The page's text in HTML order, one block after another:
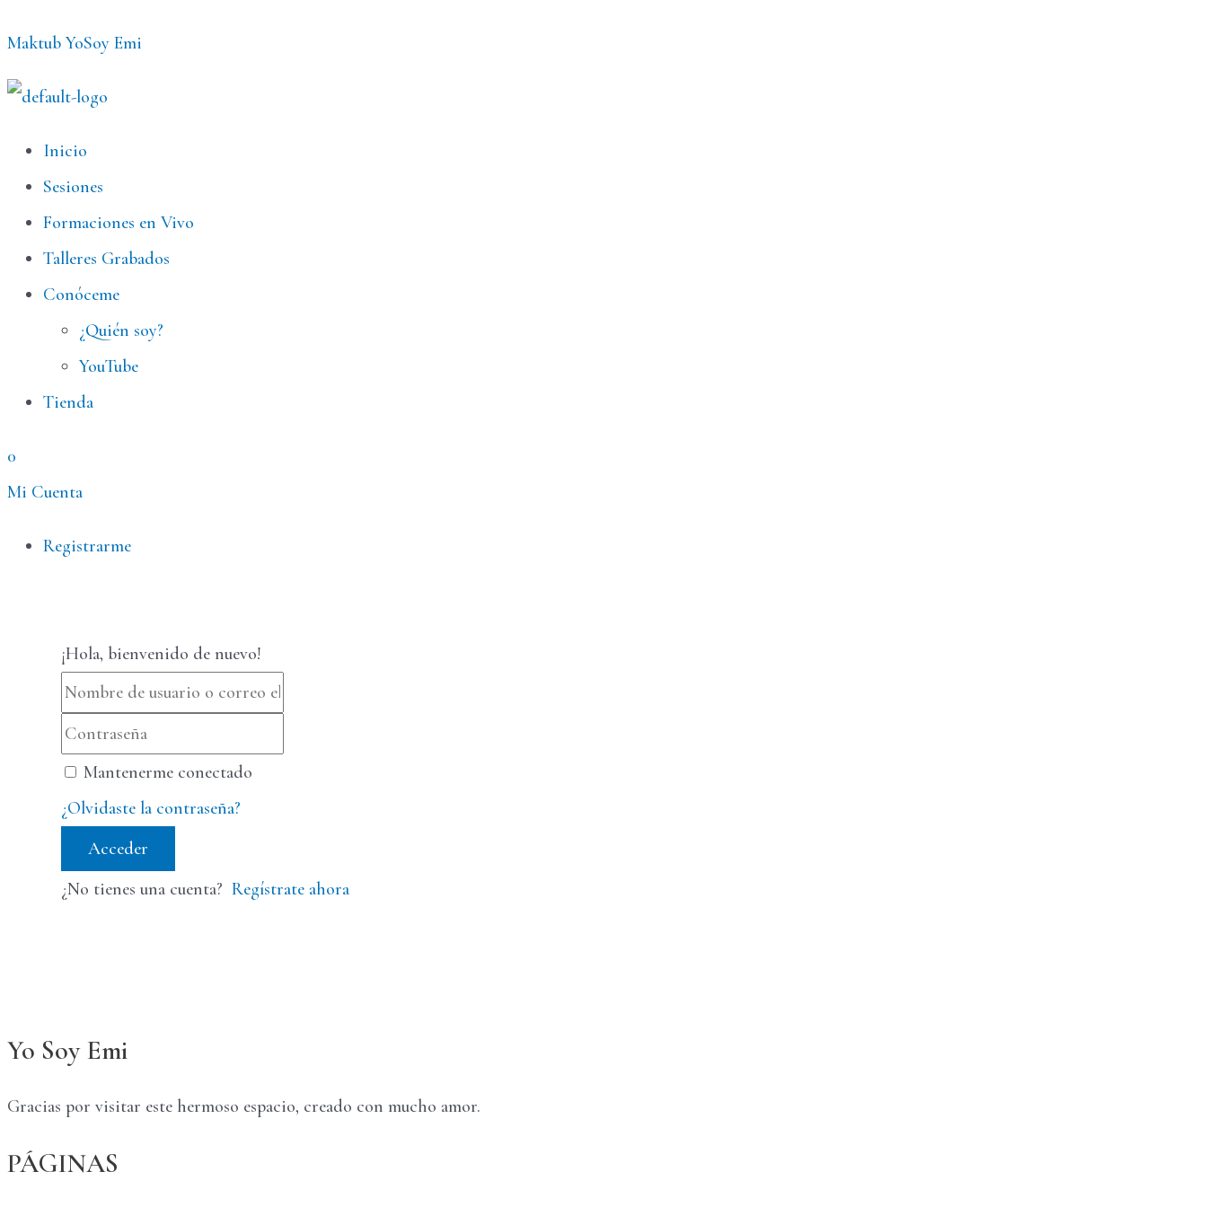
contenido
Maktub YoSoy Emi
MenúInicio
Sesiones
Formaciones en Vivo
Talleres Grabados
Conóceme
¿Quién soy?
YouTube
Tienda
0
Mi Cuenta
MenúRegistrarme
¡Hola, bienvenido de nuevo!
Mantenerme conectado
¿Olvidaste la contraseña?
Acceder
¿No tienes una cuenta? Regístrate ahora
Yo Soy Emi
Gracias por visitar este hermoso espacio, creado con mucho amor.
PÁGINAS